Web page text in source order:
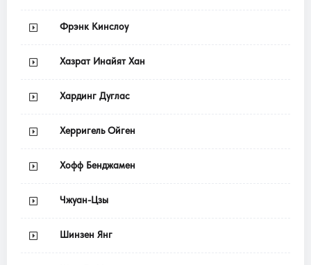
Фрэнк Кинслоу
Хазрат Инайят Хан
Хардинг Дуглас
Херригель Ойген
Хофф Бенджамен
Чжуан-Цзы
Шинзен Янг